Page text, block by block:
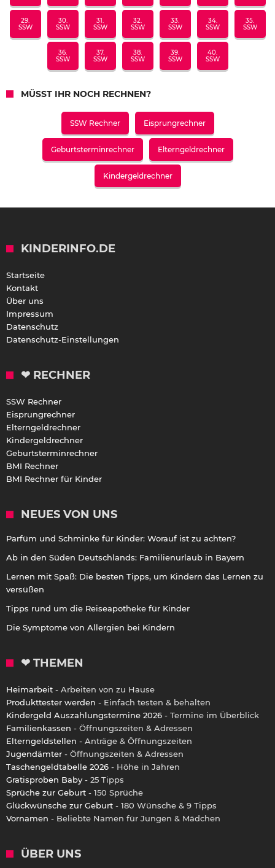
29.
SSW
30.
SSW
31.
SSW
32.
SSW
33.
SSW
34.
SSW
35.
SSW
36.
SSW
37.
SSW
38.
SSW
39.
SSW
40.
SSW
MÜSST IHR NOCH RECHNEN?
SSW Rechner Eisprungrechner
Geburtsterminrechner Elterngeldrechner
Kindergeldrechner
KINDERINFO.DE
Startseite
Kontakt
Über uns
Impressum
Datenschutz
Datenschutz-Einstellungen
❤ RECHNER
SSW Rechner
Eisprungrechner
Elterngeldrechner
Kindergeldrechner
Geburtsterminrechner
BMI Rechner
BMI Rechner für Kinder
NEUES VON UNS
Parfüm und Schminke für Kinder: Worauf ist zu achten?
Ab in den Süden Deutschlands: Familienurlaub in Bayern
Lernen mit Spaß: Die besten Tipps, um Kindern das Lernen zu
versüßen
Tipps rund um die Reiseapotheke für Kinder
Die Symptome von Allergien bei Kindern
❤ THEMEN
Heimarbeit - Arbeiten von zu Hause
Produkttester werden - Einfach testen & behalten
Kindergeld Auszahlungstermine 2026 - Termine im Überblick
Familienkassen - Öffnungszeiten & Adressen
Elterngeldstellen - Anträge & Öffnungszeiten
Jugendämter - Öffnungszeiten & Adressen
Taschengeldtabelle 2026 - Höhe in Jahren
Gratisproben Baby - 25 Tipps
Sprüche zur Geburt - 150 Sprüche
Glückwünsche zur Geburt - 180 Wünsche & 9 Tipps
Vornamen - Beliebte Namen für Jungen & Mädchen
ÜBER UNS